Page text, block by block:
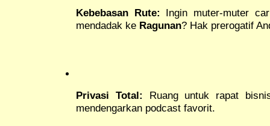
Kebebasan Rute: Ingin muter-muter
mendadak ke Ragunan? Hak prerogatif
Privasi Total: Ruang untuk rapat
mendengarkan podcast favorit.